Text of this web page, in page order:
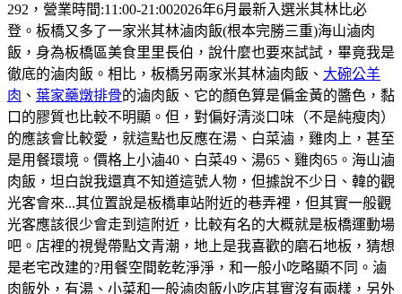
292，營業時間:11:00-21:002026年6月最新入選米其林比必
登。板橋又多了一家米其林滷肉飯(根本完勝三重)海山滷肉
飯，身為板橋區美食里里長伯，說什麼也要來試試，畢竟我是
徹底的滷肉飯。相比，板橋另兩家米其林滷肉飯、 大碗公羊
肉 、 葉家藥燉排骨的滷肉飯、它的顏色算是偏金黃的醬色，黏
口的膠質也比較不明顯。但，對偏好清淡口味（不是純瘦肉）
的應該會比較愛，就這點也反應在湯、白菜滷，雞肉上，甚至
是用餐環境。價格上小滷40、白菜49、湯65、雞肉65。海山滷
肉飯，坦白說我還真不知道這號人物，但據說不少日、韓的觀
光客會來...其位置說是板橋車站附近的巷弄裡，但其實一般觀
光客應該很少會走到這附近，比較有名的大概就是板橋運動場
吧。店裡的視覺帶點文青潮，地上是我喜歡的磨石地板，猜想
是老宅改建的?用餐空間乾乾淨淨，和一般小吃略顯不同。滷
肉飯外，有湯、小菜和一般滷肉飯小吃店其實沒有兩樣，另外